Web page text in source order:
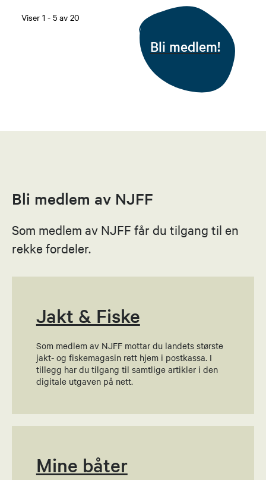
Viser 1 - 5 av 20
Bli medlem!
Bli medlem av NJFF
Som medlem av NJFF får du tilgang til en
rekke fordeler.
Jakt & Fiske
Som medlem av NJFF mottar du landets største
jakt- og fiskemagasin rett hjem i postkassa. I
tillegg har du tilgang til samtlige artikler i den
digitale utgaven på nett.
Mine båter